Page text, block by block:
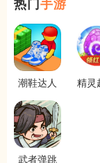
热门手游
潮鞋达人
精灵
武者弹跳